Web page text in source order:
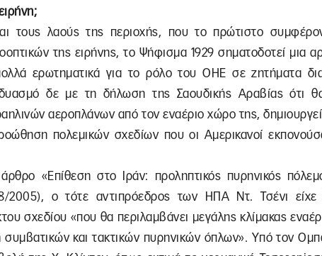
τους λαούς της περιοχής, που το πρώτιστο
της ειρήνης, το Ψήφισμα 1929 σηματοδοτεί μια
ερωτηματικά για το ρόλο του ΟΗΕ σε ζητήματα
δε με τη δήλωση της Σαουδικής Αραβίας ότι
αεροπλάνων από τον εναέριο χώρο της,
πολεμικών σχεδίων που οι Αμερικανοί
«Επίθεση στο Ιράν: προληπτικός πυρηνικός
2005), ο τότε αντιπρόεδρος των ΗΠΑ Ντ. Τσένι είχε
σχεδίου «που θα περιλαμβάνει μεγάλης κλίμακας
συμβατικών και τακτικών πυρηνικών όπλων». Υπό τον